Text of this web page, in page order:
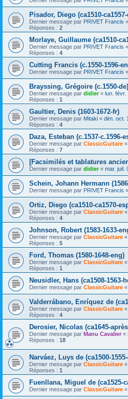
Pisador, Diego (ca1510-
Dernier message par PRIVET Francis «
Réponses : 2
Morlaye, Guillaume (ca1510-
Dernier message par PRIVET Francis «
Réponses : 4
Cutting Francis (c.1550-1596-
Dernier message par PRIVET Francis «
Brayssing, Grégoire (c.1550-de)
Dernier message par didier« lun. févr.
Réponses : 1
Gaultier, Denis (1603-1672-fr)
Dernier message par Mitaki « dim. oct.
Réponses : 4
Daza, Esteban (c.1537-c.1596-
Dernier message par ClassicGuitare «
Réponses : 7
[Facsimilés et tablatures
Dernier message par didier« mar. juil.
Schein, Johann Hermann
Dernier message par PRIVET Francis «
Ortiz, Diego (ca1510-ca1570-
Dernier message par ClassicGuitare «
Réponses : 4
Johnson, Robert (1583-1633-
Dernier message par ClassicGuitare «
Réponses : 5
Ford, Thomas (1580-1648-eng)
Dernier message par ClassicGuitare «
Réponses : 1
Neusidler, Hans (ca1508-1563-
Dernier message par ClassicGuitare «
Valderrábano, Enríquez de
Dernier message par ClassicGuitare «
Réponses : 4
Derosier, Nicolas (ca1645-
Dernier message par Manu Cavalier «
Réponses : 18
Narváez, Luys de (ca1500-
Dernier message par ClassicGuitare «
Réponses : 1
Fuenllana, Miguel de (ca1525-
Dernier message par ClassicGuitare «